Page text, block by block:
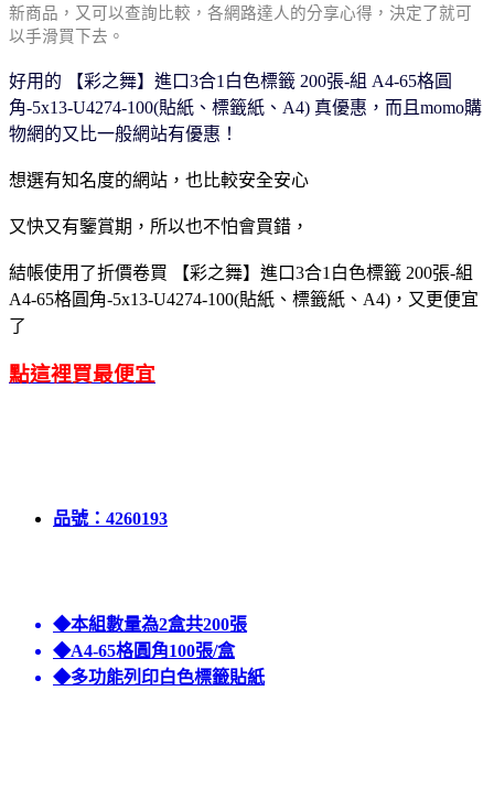
新商品，又可以查詢比較，各網路達人的分享心得，決定了就可
以手滑買下去。
好用的 【彩之舞】進口3合1白色標籤 200張-組 A4-65格圓
角-5x13-U4274-100(貼紙、標籤紙、A4) 真優惠，而且momo購
物網的又比一般網站有優惠！
想選有知名度的網站，也比較安全安心
又快又有鑒賞期，所以也不怕會買錯，
結帳使用了折價卷買 【彩之舞】進口3合1白色標籤 200張-組
A4-65格圓角-5x13-U4274-100(貼紙、標籤紙、A4)，又更便宜
了
點這裡買最便宜
品號：4260193
◆本組數量為2盒共200張
◆A4-65格圓角100張/盒
◆多功能列印白色標籤貼紙